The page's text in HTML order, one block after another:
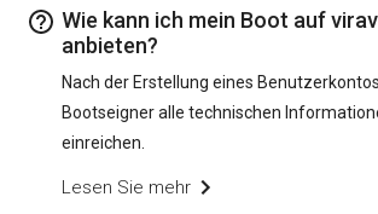
Wie kann ich mein Boot auf
anbieten?
Nach der Erstellung eines
Bootseigner alle technischen
einreichen.
Lesen Sie mehr